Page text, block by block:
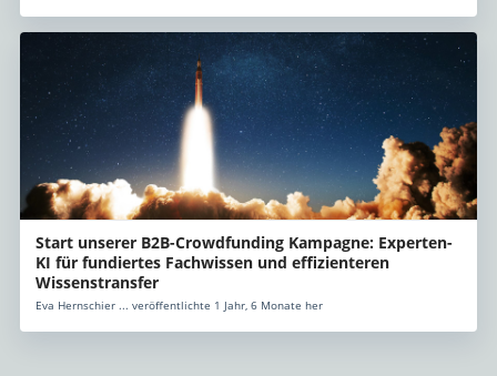
Start unserer B2B-Crowdfunding Kampagne: Experten-
KI für fundiertes Fachwissen und effizienteren
Wissenstransfer
Eva Hernschier ... veröffentlichte 1 Jahr, 6 Monate her